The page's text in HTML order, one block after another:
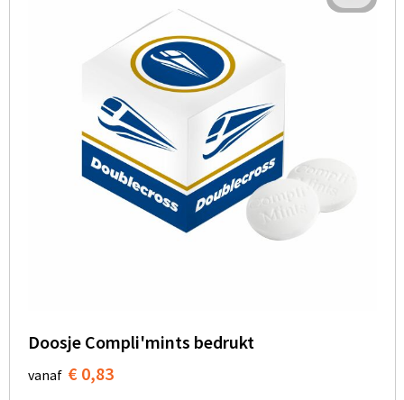
Doosje Compli'mints bedrukt
vanaf € 0,83